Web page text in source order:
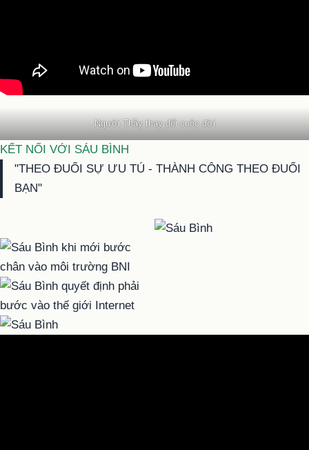
Người Thầy thay đổi cuộc đời
KẾT NỐI VỚI SÁU BÌNH
"THEO ĐUỔI SỰ ƯU TÚ - THÀNH CÔNG THEO ĐUỔI
BẠN"